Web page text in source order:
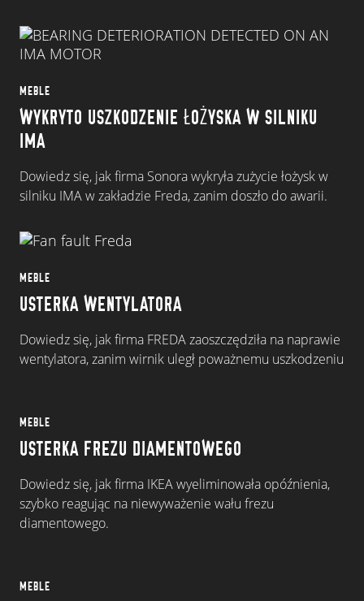
MEBLE
WYKRYTO USZKODZENIE ŁOŻYSKA W SILNIKU
IMA
Dowiedz się, jak firma Sonora wykryła zużycie łożysk w
silniku IMA w zakładzie Freda, zanim doszło do awarii.
MEBLE
USTERKA WENTYLATORA
Dowiedz się, jak firma FREDA zaoszczędziła na naprawie
wentylatora, zanim wirnik uległ poważnemu uszkodzeniu
MEBLE
USTERKA FREZU DIAMENTOWEGO
Dowiedz się, jak firma IKEA wyeliminowała opóźnienia,
szybko reagując na niewyważenie wału frezu
diamentowego.
MEBLE